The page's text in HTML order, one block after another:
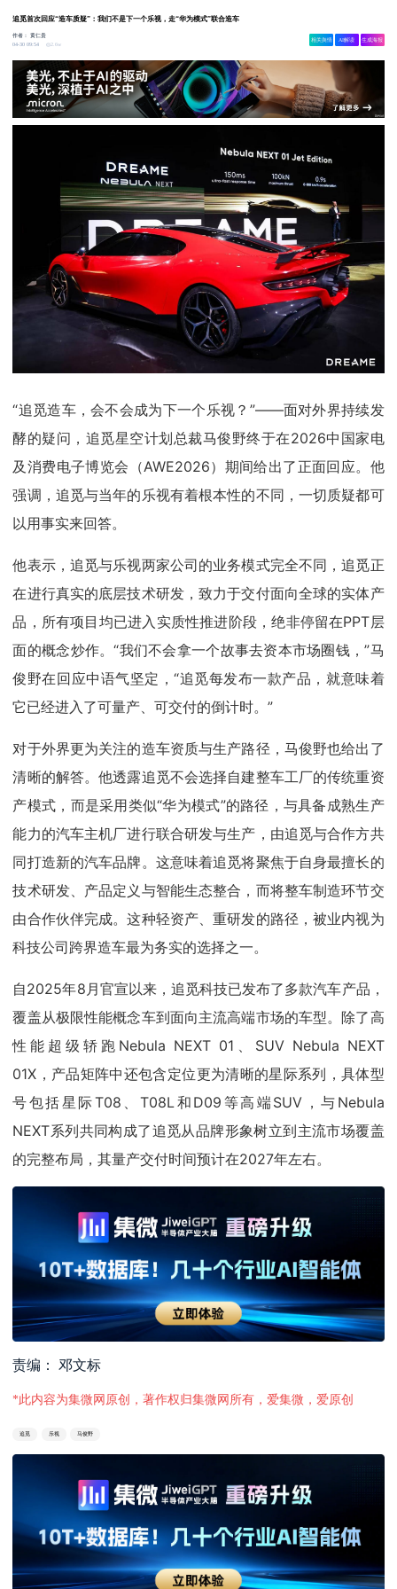
追觅首次回应“造车质疑”：我们不是下一个乐视，走“华为模式”联合造车
作者：黄仁贵
04-30 09:54
2.6w
相关舆情 AI解读 生成海报
“追觅造车，会不会成为下一个乐视？”——面对外界持续发
酵的疑问，追觅星空计划总裁马俊野终于在2026中国家电
及消费电子博览会（AWE2026）期间给出了正面回应。他
强调，追觅与当年的乐视有着根本性的不同，一切质疑都可
以用事实来回答。
他表示， 追觅与乐视两家公司的业务模式完全不同，追觅正
在进行真实的底层技术研发，致力于交付面向全球的实体产
品，所有项目均已进入实质性推进阶段，绝非停留在PPT层
面的概念炒作。“我们不会拿一个故事去资本市场圈钱，”马
俊野在回应中语气坚定，“追觅每发布一款产品，就意味着
它已经进入了可量产、可交付的倒计时。”
对于外界更为关注的造车资质与生产路径，马俊野也给出了
清晰的解答。他透露追觅不会选择自建整车工厂的传统重资
产模式，而是采用类似“华为模式”的路径，与具备成熟生产
能力的汽车主机厂进行联合研发与生产，由追觅与合作方共
同打造新的汽车品牌。这意味着追觅将聚焦于自身最擅长的
技术研发、产品定义与智能生态整合，而将整车制造环节交
由合作伙伴完成。这种轻资产、重研发的路径，被业内视为
科技公司跨界造车最为务实的选择之一。
自2025年8月官宣以来，追觅科技已发布了多款汽车产品，
覆盖从极限性能概念车到面向主流高端市场的车型。除了高
性能超级轿跑Nebula NEXT 01、SUV Nebula NEXT
01X，产品矩阵中还包含定位更为清晰的星际系列，具体型
号包括星际T08、T08L和D09等高端SUV，与Nebula
NEXT系列共同构成了追觅从品牌形象树立到主流市场覆盖
的完整布局，其量产交付时间预计在2027年左右。
责编： 邓文标
*此内容为集微网原创，著作权归集微网所有，爱集微，爱原创
追觅 乐视 马俊野